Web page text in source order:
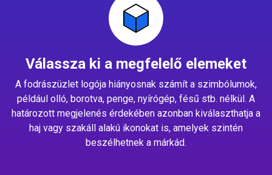
Válassza ki a megfelelő elemeket
A fodrászüzlet logója hiányosnak számít a szimbólumok,
például olló, borotva, penge, nyírógép, fésű stb. nélkül. A
határozott megjelenés érdekében azonban kiválaszthatja a
haj vagy szakáll alakú ikonokat is, amelyek szintén
beszélhetnek a márkád.